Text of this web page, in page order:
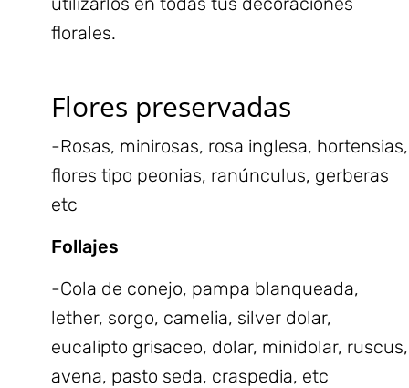
florales.
Flores preservadas
-Rosas, minirosas, rosa inglesa, hortensias,
flores tipo peonias, ranúnculus, gerberas
etc
Follajes
-Cola de conejo, pampa blanqueada,
lether, sorgo, camelia, silver dolar,
eucalipto grisaceo, dolar, minidolar, ruscus,
avena, pasto seda, craspedia, etc